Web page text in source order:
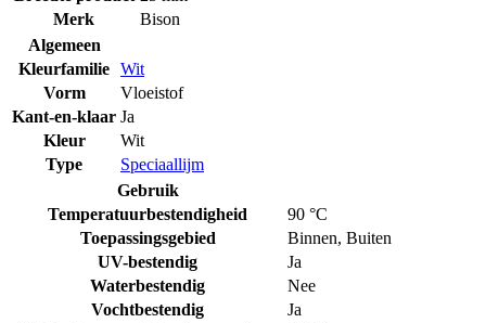
Merk
Bison
Algemeen
Kleurfamilie Wit
Vorm
Vloeistof
Kant-en-klaar Ja
Kleur
Wit
Type
Speciaallijm
Gebruik
Temperatuurbestendigheid
90 °C
Toepassingsgebied
Binnen, Buiten
UV-bestendig
Ja
Waterbestendig
Nee
Vochtbestendig
Ja